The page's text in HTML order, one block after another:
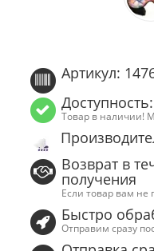
Артикул:
Товар в наличии!
Возврат в
получения
Если товар вам не
Быстро
Отправим сразу